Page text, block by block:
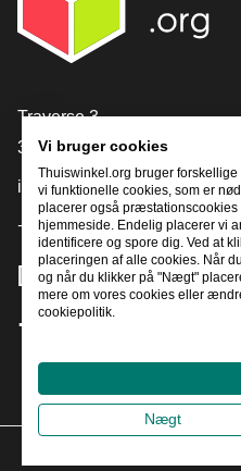
[_General:Contact]
Traverse 3
3905 NL Veenendaal
info@thuiswinkel.org
+31 (0)318 64 85 75
Vi bruger cookies
Thuiswinkel.org bruger
vi funktionelle cookies, som er
placerer også præstationscookies
hjemmeside. Endelig placerer vi
identificere og spore dig. Ved at
placeringen af ​​alle cookies. Når
og når du klikker på "Nægt"
mere om vores cookies eller
cookiepolitik.
Nægt